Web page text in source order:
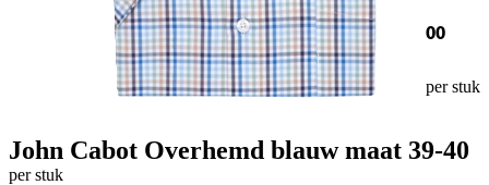
00
per stuk
John Cabot Overhemd blauw maat 39-40
per stuk